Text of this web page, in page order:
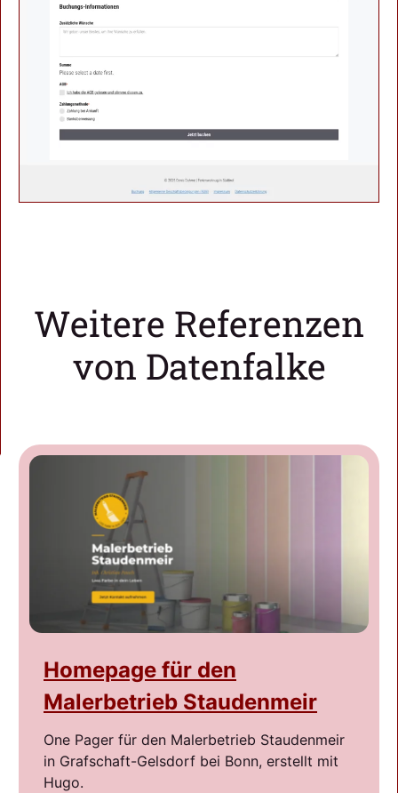
Weitere Referenzen
von Datenfalke
Homepage für den
Malerbetrieb Staudenmeir
One Pager für den Malerbetrieb Staudenmeir
in Grafschaft-Gelsdorf bei Bonn, erstellt mit
Hugo.